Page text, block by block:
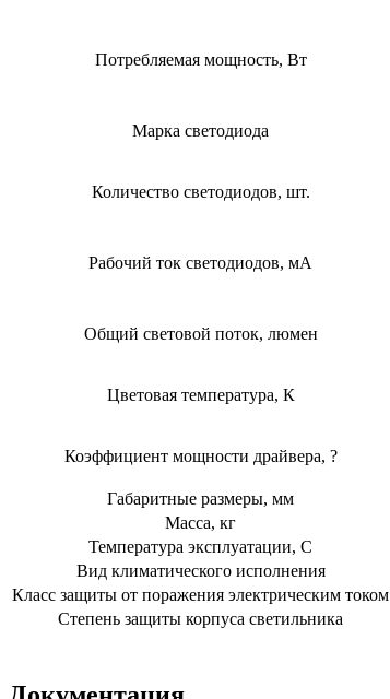
Потребляемая мощность, Вт
Марка светодиода
Количество светодиодов, шт.
Рабочий ток светодиодов, мА
Общий световой поток, люмен
Цветовая температура, К
Коэффициент мощности драйвера, ?
Габаритные размеры, мм
Масса, кг
Температура эксплуатации, С
Вид климатического исполнения
Класс защиты от поражения электрическим током
Степень защиты корпуса светильника